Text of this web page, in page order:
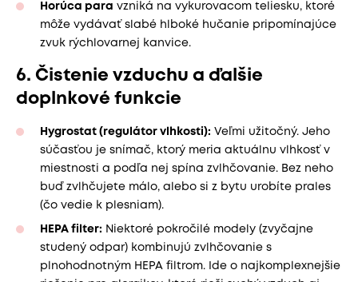
Horúca para vzniká na vykurovacom teliesku, ktoré
môže vydávať slabé hlboké hučanie pripomínajúce
zvuk rýchlovarnej kanvice.
6. Čistenie vzduchu a ďalšie
doplnkové funkcie
Hygrostat (regulátor vlhkosti): Veľmi užitočný. Jeho
súčasťou je snímač, ktorý meria aktuálnu vlhkosť v
miestnosti a podľa nej spína zvlhčovanie. Bez neho
buď zvlhčujete málo, alebo si z bytu urobíte prales
(čo vedie k plesniam).
HEPA filter: Niektoré pokročilé modely (zvyčajne
studený odpar) kombinujú zvlhčovanie s
plnohodnotným HEPA filtrom. Ide o najkomplexnejšie